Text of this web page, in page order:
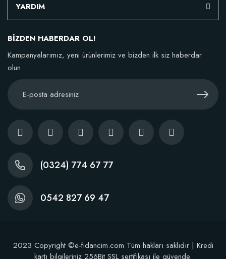
BestSol Sıvı Solucan Gübresi 1 Litre
146,77 TL
YARDIM
BİZDEN HABERDAR OL!
Kampanyalarımız, yeni ürünlerimiz ve bizden ilk siz haberdar
olun.
(0324) 774 67 77
0542 827 69 47
2023 Copyright ©e-fidancim.com Tüm hakları saklıdır | Kredi
kartı bilgileriniz 256Bit SSL sertifikası ile güvende.